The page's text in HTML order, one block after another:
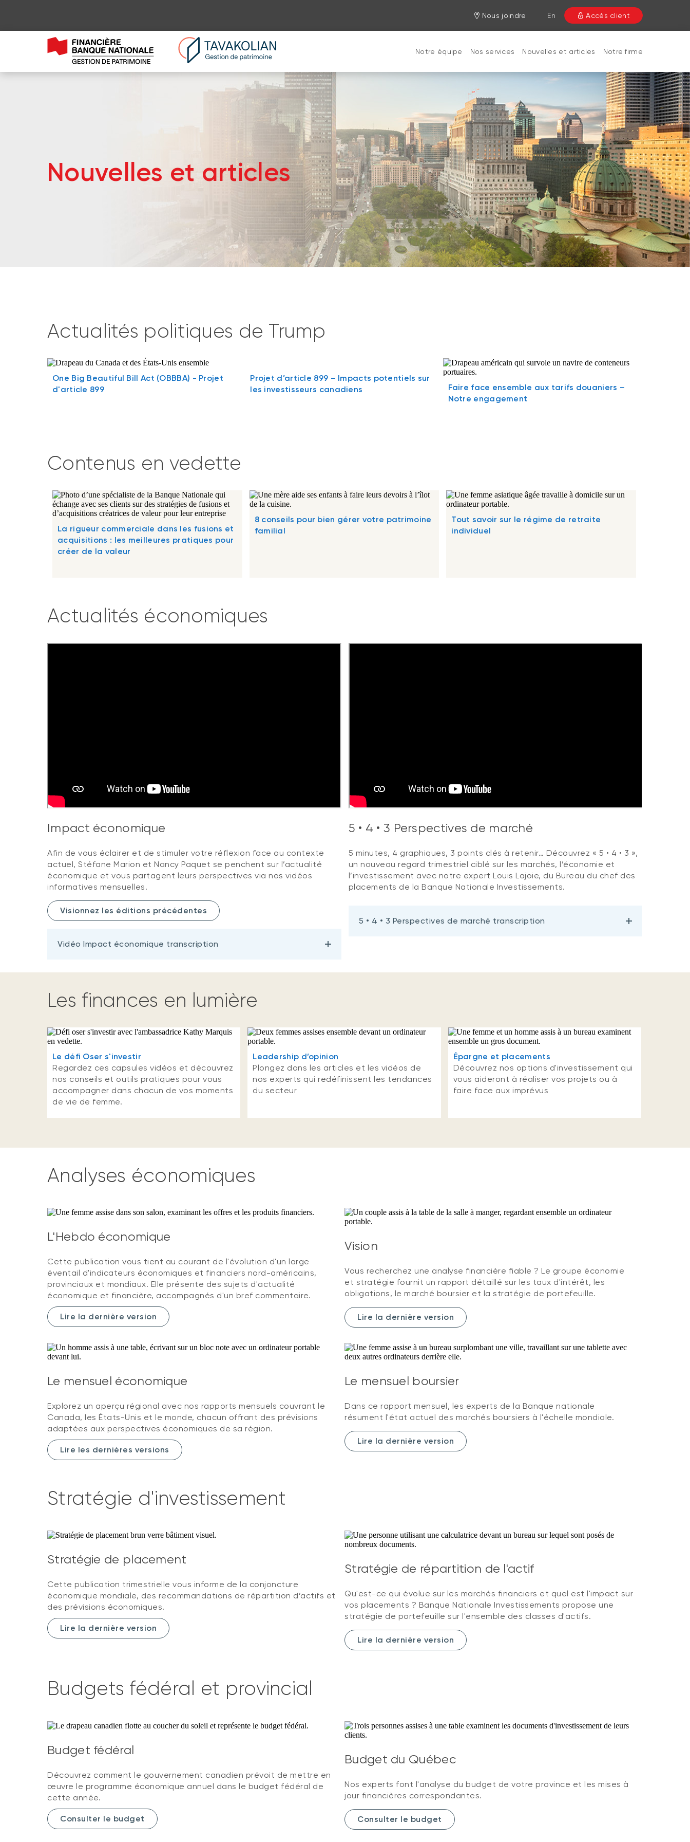
Nous joindre En Accès client
Notre équipe Nos services Nouvelles et articles Notre firme
Nouvelles et articles
Actualités politiques de Trump
One Big Beautiful Bill Act (OBBBA) - Projet
d'article 899
Projet d’article 899 – Impacts potentiels sur
les investisseurs canadiens
Faire face ensemble aux tarifs douaniers –
Notre engagement
Contenus en vedette
La rigueur commerciale dans les fusions et
acquisitions : les meilleures pratiques pour
créer de la valeur
8 conseils pour bien gérer votre patrimoine
familial
Tout savoir sur le régime de retraite
individuel
Actualités économiques
Impact économique
Afin de vous éclairer et de stimuler votre réflexion face au contexte
actuel, Stéfane Marion et Nancy Paquet se penchent sur l’actualité
économique et vous partagent leurs perspectives via nos vidéos
informatives mensuelles.
Visionnez les éditions précédentes
Vidéo Impact économique transcription
5 • 4 • 3 Perspectives de marché
5 minutes, 4 graphiques, 3 points clés à retenir… Découvrez « 5 • 4 • 3 »,
un nouveau regard trimestriel ciblé sur les marchés, l’économie et
l’investissement avec notre expert Louis Lajoie, du Bureau du chef des
placements de la Banque Nationale Investissements.
5 • 4 • 3 Perspectives de marché transcription
Les finances en lumière
Le défi Oser s'investir
Regardez ces capsules vidéos et découvrez
nos conseils et outils pratiques pour vous
accompagner dans chacun de vos moments
de vie de femme.
Leadership d’opinion
Plongez dans les articles et les vidéos de
nos experts qui redéfinissent les tendances
du secteur
Épargne et placements
Découvrez nos options d'investissement qui
vous aideront à réaliser vos projets ou à
faire face aux imprévus
Analyses économiques
L'Hebdo économique
Cette publication vous tient au courant de l'évolution d'un large
éventail d'indicateurs économiques et financiers nord-américains,
provinciaux et mondiaux. Elle présente des sujets d'actualité
économique et financière, accompagnés d'un bref commentaire.
Lire la dernière version
Vision
Vous recherchez une analyse financière fiable ? Le groupe économie
et stratégie fournit un rapport détaillé sur les taux d'intérêt, les
obligations, le marché boursier et la stratégie de portefeuille.
Lire la dernière version
Le mensuel économique
Explorez un aperçu régional avec nos rapports mensuels couvrant le
Canada, les États-Unis et le monde, chacun offrant des prévisions
adaptées aux perspectives économiques de sa région.
Lire les dernières versions
Le mensuel boursier
Dans ce rapport mensuel, les experts de la Banque nationale
résument l'état actuel des marchés boursiers à l'échelle mondiale.
Lire la dernière version
Stratégie d'investissement
Stratégie de placement
Cette publication trimestrielle vous informe de la conjoncture
économique mondiale, des recommandations de répartition d’actifs et
des prévisions économiques.
Lire la dernière version
Stratégie de répartition de l'actif
Qu'est-ce qui évolue sur les marchés financiers et quel est l'impact sur
vos placements ? Banque Nationale Investissements propose une
stratégie de portefeuille sur l'ensemble des classes d'actifs.
Lire la dernière version
Budgets fédéral et provincial
Budget fédéral
Découvrez comment le gouvernement canadien prévoit de mettre en
œuvre le programme économique annuel dans le budget fédéral de
cette année.
Consulter le budget
Budget du Québec
Nos experts font l'analyse du budget de votre province et les mises à
jour financières correspondantes.
Consulter le budget